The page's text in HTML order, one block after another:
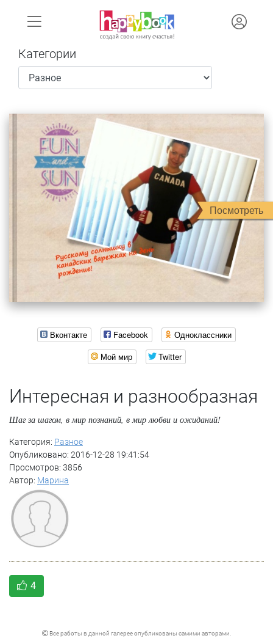
Категории
Посмотреть
Вконтакте Facebook
Одноклассники
Мой мир
Twitter
Интересная и разнообразная
Шаг за шагом, в мир познаний, в мир любви и ожиданий!
Категория: Разное
Опубликовано: 2016-12-28 19:41:54
Просмотров: 3856
Автор: Марина
4
Все работы в данной галерее опубликованы самими авторами.